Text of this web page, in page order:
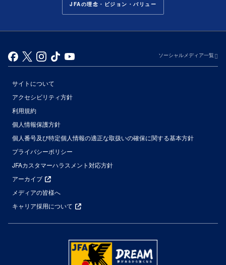
JFAの理念・ビジョン・バリュー
ソーシャルメディア一覧
サイトについて
アクセシビリティ方針
利用規約
個人情報保護方針
個人番号及び特定個人情報の適正な取扱いの確保に関する基本方針
プライバシーポリシー
JFAカスタマーハラスメント対応方針
アーカイブ
メディアの皆様へ
キャリア採用について